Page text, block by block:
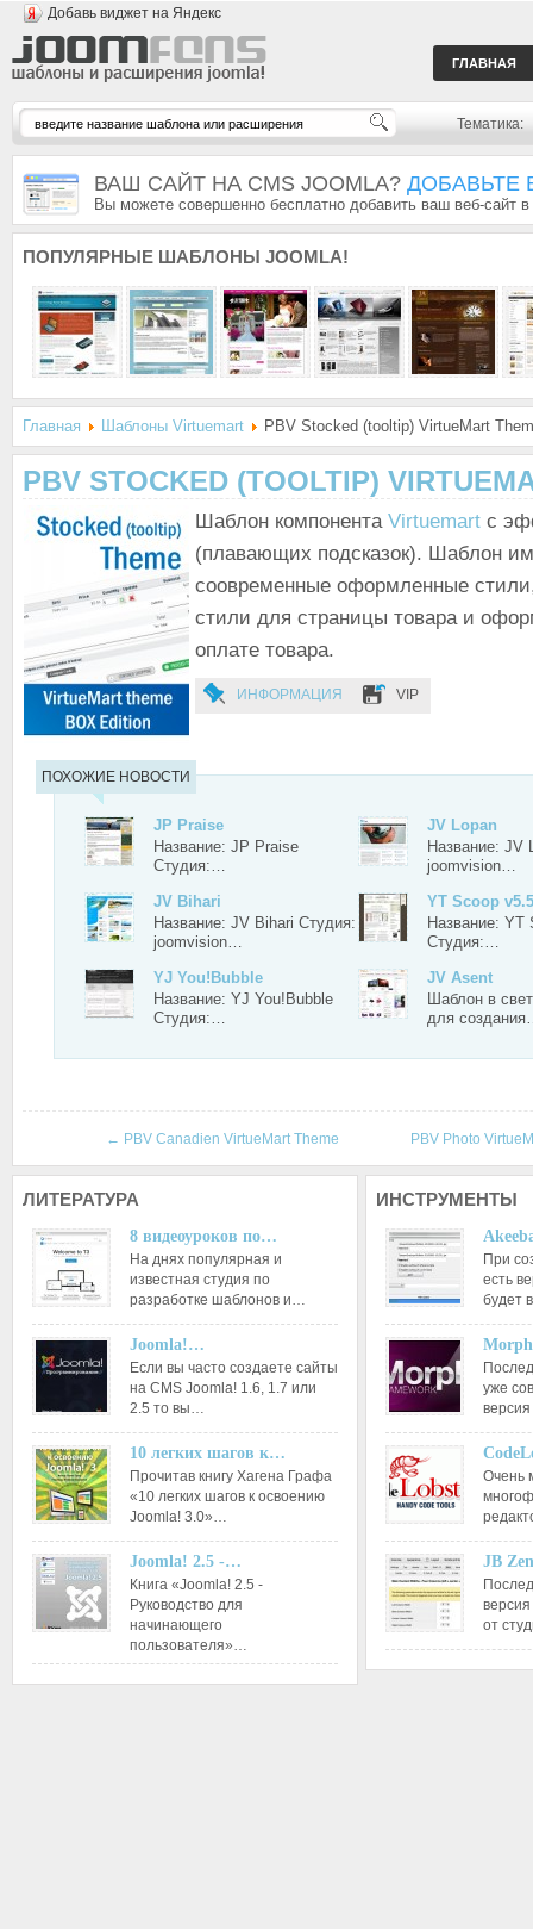
Добавь виджет на Яндекс
ГЛАВНАЯ
Тематика:
ВАШ САЙТ НА CMS JOOMLA? ДОБАВЬТЕ
Вы можете совершенно бесплатно добавить ваш веб-сайт
ПОПУЛЯРНЫЕ ШАБЛОНЫ JOOMLA!
Главная Шаблоны Virtuemart PBV Stocked (tooltip) VirtueMart
PBV STOCKED (TOOLTIP)
Шаблон компонента Virtuemart с
(плавающих подсказок). Шаблон
соовременные оформленные
стили для страницы товара и
оплате товара.
ИНФОРМАЦИЯ VIP
ПОХОЖИЕ НОВОСТИ
JP Praise
Название: JP Praise
Студия:…
JV Lopan
Название: JV
joomvision…
JV Bihari
Название: JV Bihari Студия:
joomvision…
YT Scoop
Название: YT
Студия:…
YJ You!Bubble
Название: YJ You!Bubble
Студия:…
JV Asent
Шаблон в
для
← PBV Canadien VirtueMart Theme PBV Photo
ЛИТЕРАТУРА
8 видеоуроков по…
На днях популярная и
известная студия по
разработке шаблонов и…
Joomla!…
Если вы часто создаете сайты
на CMS Joomla! 1.6, 1.7 или
2.5 то вы…
10 легких шагов к…
Прочитав книгу Хагена Графа
«10 легких шагов к освоению
Joomla! 3.0»…
Joomla! 2.5 -…
Книга «Joomla! 2.5 -
Руководство для
начинающего
пользователя»…
ИНСТРУМЕНТЫ
При
есть
будет
уже
Очень
JB
от